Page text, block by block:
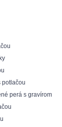
potlačou
perá s gravírom